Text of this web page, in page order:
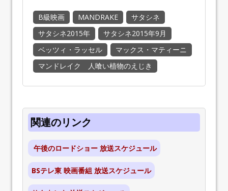
B級映画 MANDRAKE
サタシネ
サタシネ2015年
サタシネ2015年9月
ベッツィ・ラッセル
マックス・マティーニ
マンドレイク 人喰い植物のえじき
関連のリンク
午後のロードショー 放送スケジュール
BSテレ東 映画番組 放送スケジュール